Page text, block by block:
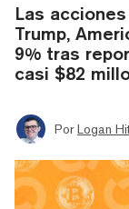
Las
Trump,
9% tras
casi $82
Por Logan